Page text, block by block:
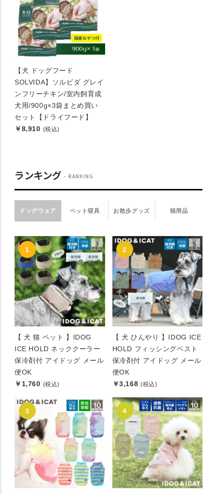
【犬 ドッグフード
SOLVIDA】ソルビダ グレイ
ンフリーチキン/室内飼育成
犬用/900g×3袋まとめ買い
セット【ドライフード】
￥8,910 (税込)
ランキング RANKING
ドッグウェア ペット寝具 お散歩グッズ 猫用品
【 犬 猫 ペット 】IDOG
ICE HOLD ネッククーラー
保冷剤付 アイドッグ メール
便OK
￥1,760 (税込)
【 犬 ひんやり 】IDOG ICE
HOLD フィッシングベスト
保冷剤付 アイドッグ メール
便OK
￥3,168 (税込)